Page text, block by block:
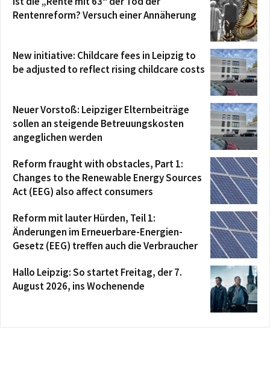
Rentenreform? Versuch einer Annäherung
New initiative: Childcare fees in Leipzig to
be adjusted to reflect rising childcare costs
Neuer Vorstoß: Leipziger Elternbeiträge
sollen an steigende Betreuungskosten
angeglichen werden
Reform fraught with obstacles, Part 1:
Changes to the Renewable Energy Sources
Act (EEG) also affect consumers
Reform mit lauter Hürden, Teil 1:
Änderungen im Erneuerbare-Energien-
Gesetz (EEG) treffen auch die Verbraucher
Hallo Leipzig: So startet Freitag, der 7.
August 2026, ins Wochenende